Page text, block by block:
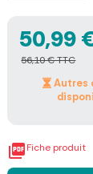
50,99
56,10 € TTC
Autres
Fiche produit